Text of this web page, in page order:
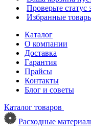
Проверьте статус
Избранные
Каталог
О компании
Доставка
Гарантия
Прайсы
Контакты
Блог и советы
Каталог товаров
Расходные